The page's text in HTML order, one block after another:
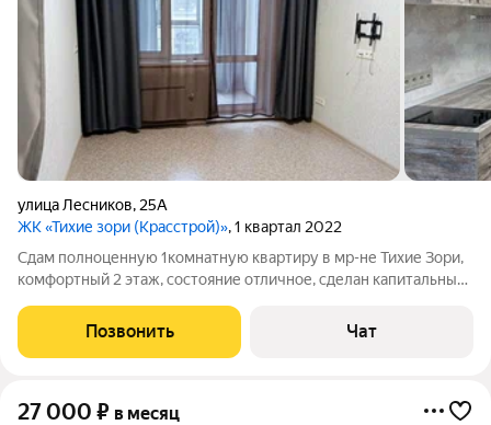
улица Лесников, 25А
ЖК «Тихие зори (Красстрой)», 1 квартал 2022
Сдам полноценную 1комнатную квартиру в мр-не Тихие Зори,
комфортный 2 этаж, состояние отличное, сделан капитальный
техника.Сдаётся на длительный срок ответственным и
чистоплотным жильцам, без животных и
Позвонить Чат
27 000 ₽ в месяц